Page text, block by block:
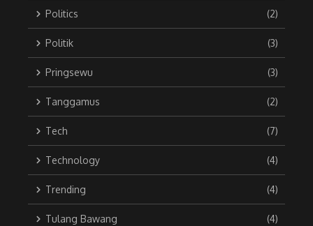
Politics (2)
Politik (3)
Pringsewu (3)
Tanggamus (2)
Tech (7)
Technology (4)
Trending (4)
Tulang Bawang (4)